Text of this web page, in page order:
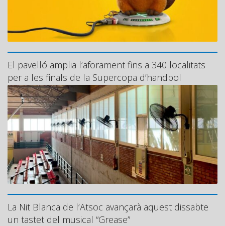
El pavelló amplia l’aforament fins a 340 localitats
per a les finals de la Supercopa d’handbol
La Nit Blanca de l’Atsoc avançarà aquest dissabte
un tastet del musical “Grease”